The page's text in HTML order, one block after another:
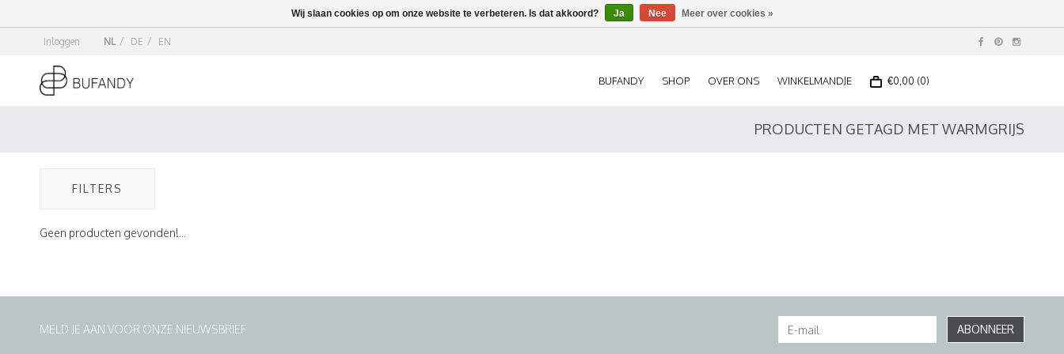
Inloggen NL / DE / EN
BUFANDY SHOP OVER ONS WINKELMANDJE €0,00 (0)
PRODUCTEN GETAGD MET WARMGRIJS
FILTERS
Geen producten gevonden!...
MELD JE AAN VOOR ONZE NIEUWSBRIEF ABONNEER
Wij slaan cookies op om onze website te verbeteren. Is dat akkoord? Ja Nee Meer over cookies »